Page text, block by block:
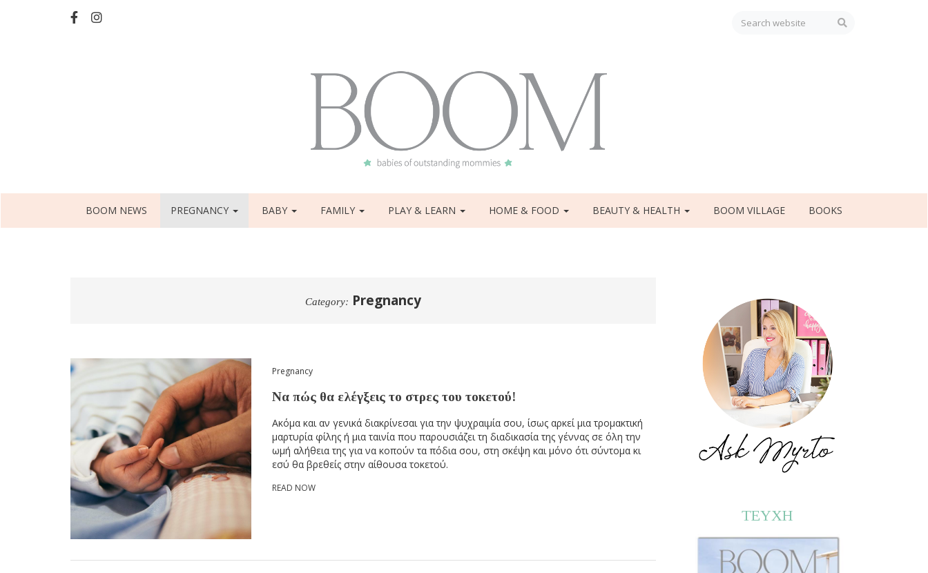
navigation
BOOM NEWS PREGNANCY BABY FAMILY PLAY & LEARN HOME & FOOD BEAUTY & HEALTH BOOM VILLAGE BOOKS
Category: Pregnancy
Pregnancy
Να πώς θα ελέγξεις το στρες του τοκετού!
Ακόμα και αν γενικά διακρίνεσαι για την ψυχραιμία σου, ίσως αρκεί μια τρομακτική
μαρτυρία φίλης ή μια ταινία που παρουσιάζει τη διαδικασία της γέννας σε όλη την
ωμή αλήθεια της για να κοπούν τα πόδια σου, στη σκέψη και μόνο ότι σύντομα κι
εσύ θα βρεθείς στην αίθουσα τοκετού.
READ NOW
ΤΕΥΧΗ